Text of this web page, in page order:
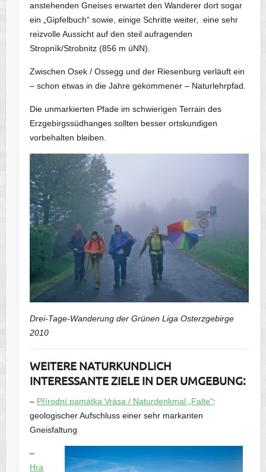
anstehenden Gneises erwartet den Wanderer dort sogar
ein „Gipfelbuch“ sowie, einige Schritte weiter, eine sehr
reizvolle Aussicht auf den steil aufragenden
Stropník/Strobnitz (856 m üNN).
Zwischen Osek / Ossegg und der Riesenburg verläuft ein
– schon etwas in die Jahre gekommener – Naturlehrpfad.
Die unmarkierten Pfade im schwierigen Terrain des
Erzgebirgssüdhanges sollten besser ortskundigen
vorbehalten bleiben.
Drei-Tage-Wanderung der Grünen Liga Osterzgebirge
2010
WEITERE NATURKUNDLICH
INTERESSANTE ZIELE IN DER UMGEBUNG:
– Přírodní památka Vrása / Naturdenkmal „Falte“:
geologischer Aufschluss einer sehr markanten
Gneisfaltung
–
Hra